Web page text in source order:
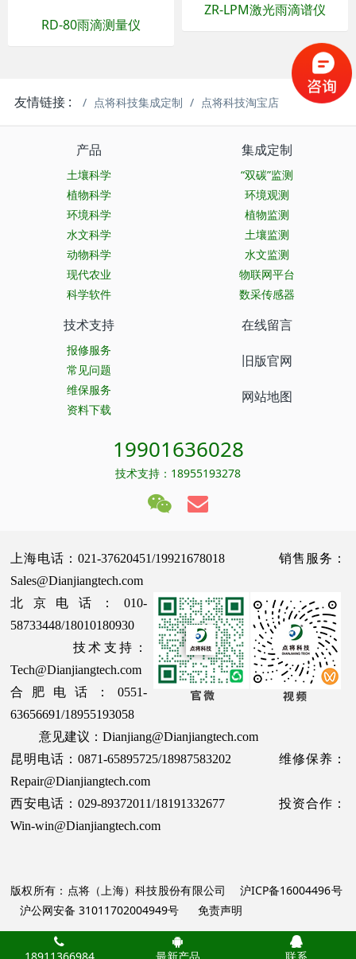
ZR-LPM激光雨滴谱仪
RD-80雨滴测量仪
友情链接 : 点将科技集成定制 点将科技淘宝店
产品
土壤科学
植物科学
环境科学
水文科学
动物科学
现代农业
科学软件
集成定制
“双碳”监测
环境观测
植物监测
土壤监测
水文监测
物联网平台
数采传感器
技术支持
报修服务
常见问题
维保服务
资料下载
在线留言
旧版官网
网站地图
19901636028
技术支持：18955193278
上海电话：021-37620451/19921678018 销售服务：
Sales@Dianjiangtech.com
北京电话：010-
58733448/18010180930
技术支持：
Tech@Dianjiangtech.com
合肥电话：0551-
63656691/18955193058
意见建议：Dianjiang@Dianjiangtech.com
昆明电话：0871-65895725/18987583202 维修保养：
Repair@Dianjiangtech.com
西安电话：029-89372011/18191332677 投资合作：
Win-win@Dianjiangtech.com
版权所有：点将（上海）科技股份有限公司 沪ICP备16004496号
沪公网安备 31011702004949号
免责声明